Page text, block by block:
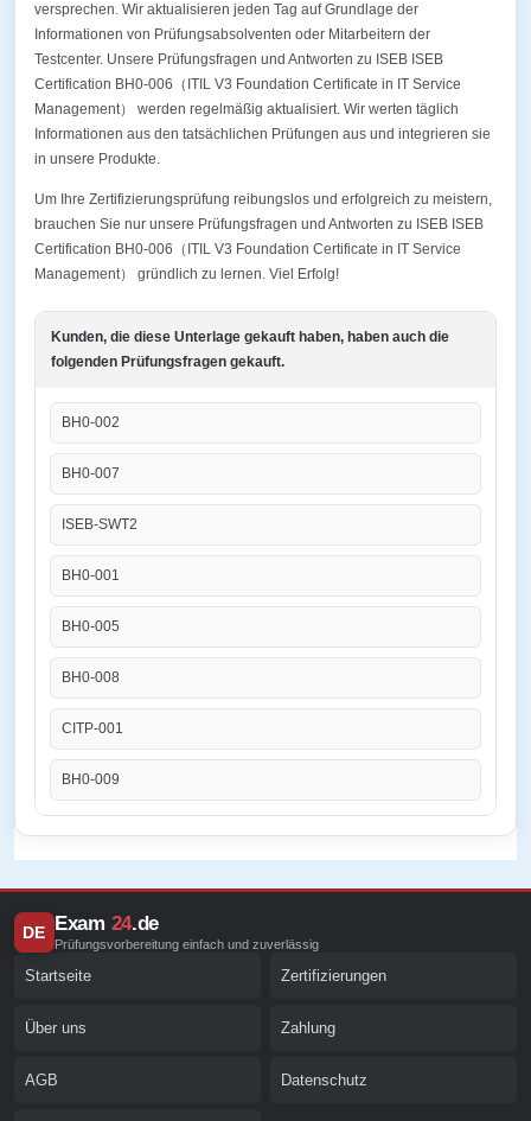
versprechen. Wir aktualisieren jeden Tag auf Grundlage der
Informationen von Prüfungsabsolventen oder Mitarbeitern der
Testcenter. Unsere Prüfungsfragen und Antworten zu ISEB ISEB
Certification BH0-006（ITIL V3 Foundation Certificate in IT Service
Management） werden regelmäßig aktualisiert. Wir werten täglich
Informationen aus den tatsächlichen Prüfungen aus und integrieren sie
in unsere Produkte.
Um Ihre Zertifizierungsprüfung reibungslos und erfolgreich zu meistern,
brauchen Sie nur unsere Prüfungsfragen und Antworten zu ISEB ISEB
Certification BH0-006（ITIL V3 Foundation Certificate in IT Service
Management） gründlich zu lernen. Viel Erfolg!
Kunden, die diese Unterlage gekauft haben, haben auch die
folgenden Prüfungsfragen gekauft.
BH0-002
BH0-007
ISEB-SWT2
BH0-001
BH0-005
BH0-008
CITP-001
BH0-009
DE Exam 24.de
Prüfungsvorbereitung einfach und zuverlässig
Startseite Zertifizierungen
Über uns Zahlung
AGB Datenschutz